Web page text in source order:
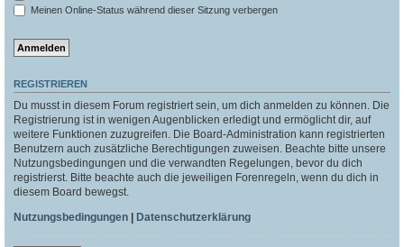
Meinen Online-Status während dieser Sitzung verbergen
REGISTRIEREN
Du musst in diesem Forum registriert sein, um dich anmelden zu können. Die
Registrierung ist in wenigen Augenblicken erledigt und ermöglicht dir, auf
weitere Funktionen zuzugreifen. Die Board-Administration kann registrierten
Benutzern auch zusätzliche Berechtigungen zuweisen. Beachte bitte unsere
Nutzungsbedingungen und die verwandten Regelungen, bevor du dich
registrierst. Bitte beachte auch die jeweiligen Forenregeln, wenn du dich in
diesem Board bewegst.
Nutzungsbedingungen | Datenschutzerklärung